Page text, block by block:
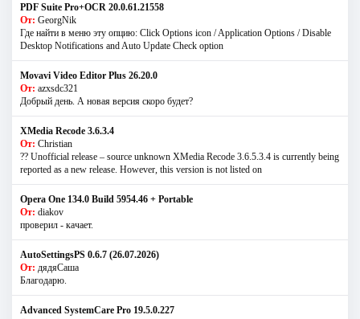
PDF Suite Pro+OCR 20.0.61.21558
От: GeorgNik
Где найти в меню эту опцию: Click Options icon / Application Options / Disable
Desktop Notifications and Auto Update Check option
Movavi Video Editor Plus 26.20.0
От: azxsdc321
Добрый день. А новая версия скоро будет?
XMedia Recode 3.6.3.4
От: Christian
?? Unofficial release – source unknown XMedia Recode 3.6.5.3.4 is currently being
reported as a new release. However, this version is not listed on
Opera One 134.0 Build 5954.46 + Portable
От: diakov
проверил - качает.
AutoSettingsPS 0.6.7 (26.07.2026)
От: дядяСаша
Благодарю.
Advanced SystemCare Pro 19.5.0.227